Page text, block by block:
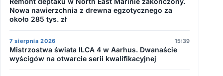
Nowa nawierzchnia z drewna egzotycznego za
około 285 tys. zł
7 sierpnia 2026 15:39
Mistrzostwa świata ILCA 4 w Aarhus. Dwanaście
wyścigów na otwarcie serii kwalifikacyjnej